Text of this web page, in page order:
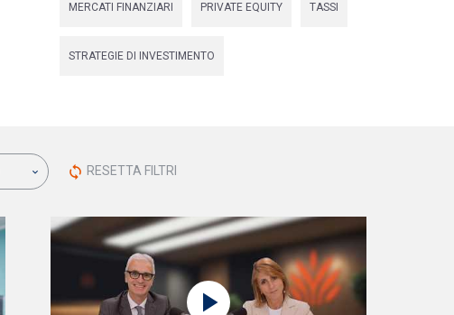
MERCATI FINANZIARI PRIVATE EQUITY TASSI
STRATEGIE DI INVESTIMENTO
sync RESETTA FILTRI